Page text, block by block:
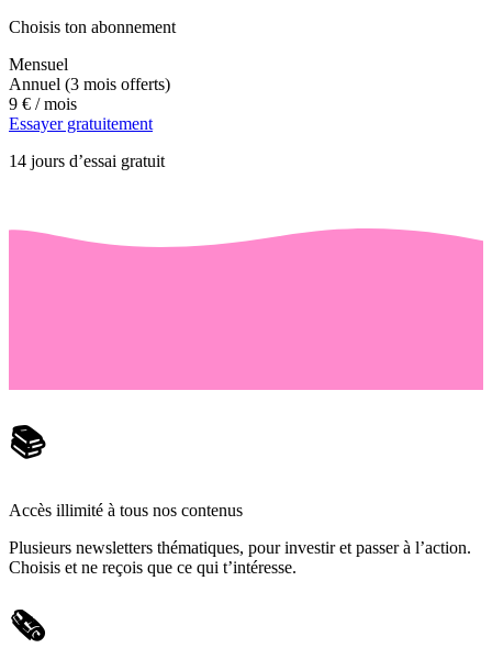
Choisis ton abonnement
Mensuel
Annuel (3 mois offerts)
9 € / mois
Essayer gratuitement
14 jours d’essai gratuit
📚
Accès illimité à tous nos contenus
Plusieurs newsletters thématiques, pour investir et passer à l’action.
Choisis et ne reçois que ce qui t’intéresse.
🗞️